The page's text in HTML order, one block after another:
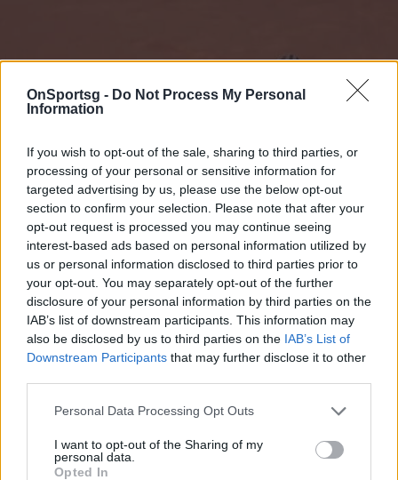
OnSportsg - Do Not Process My Personal
Information
If you wish to opt-out of the sale, sharing to third parties, or
processing of your personal or sensitive information for
targeted advertising by us, please use the below opt-out
section to confirm your selection. Please note that after your
opt-out request is processed you may continue seeing
interest-based ads based on personal information utilized by
us or personal information disclosed to third parties prior to
your opt-out. You may separately opt-out of the further
disclosure of your personal information by third parties on the
IAB’s list of downstream participants. This information may
also be disclosed by us to third parties on the IAB’s List of
Downstream Participants that may further disclose it to other
Personal Data Processing Opt Outs
I want to opt-out of the Sharing of my
personal data.
Opted In